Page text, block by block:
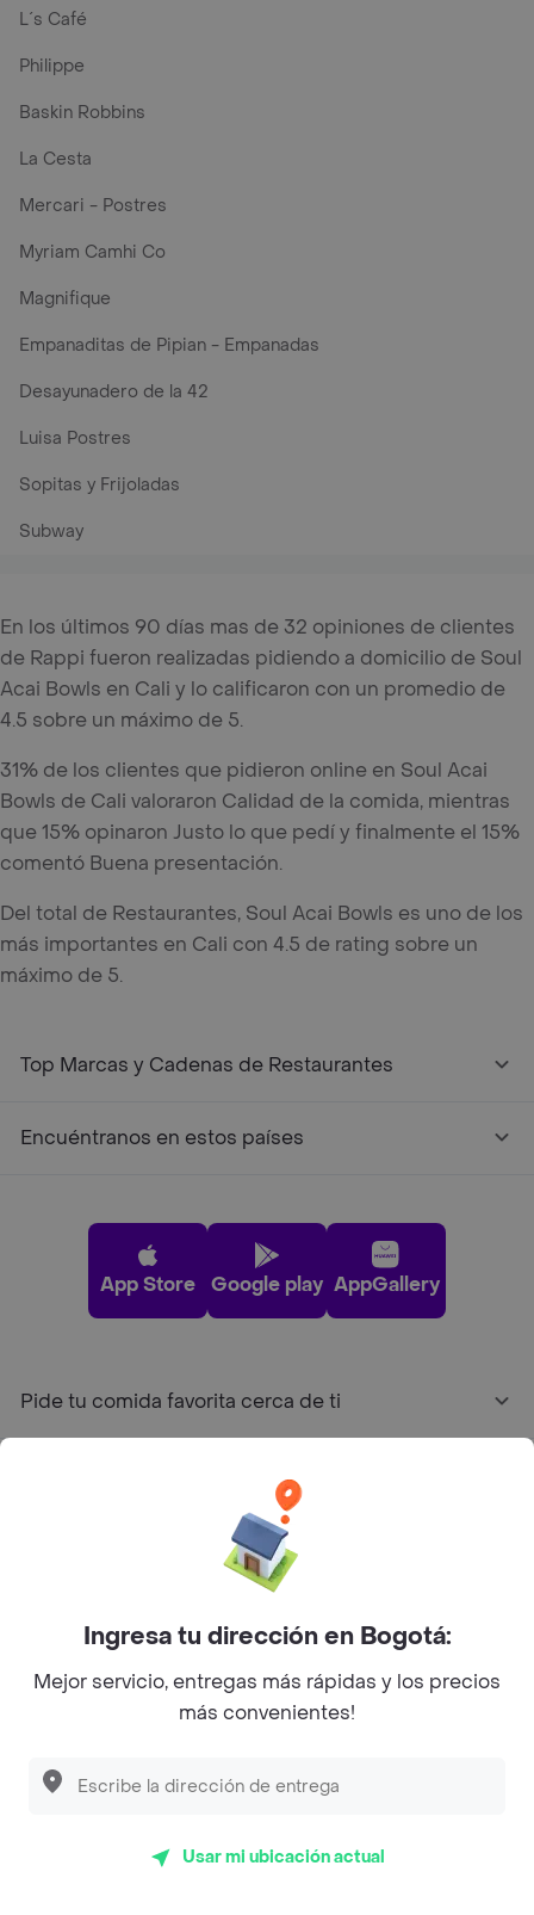
L´s Café
Philippe
Baskin Robbins
La Cesta
Mercari - Postres
Myriam Camhi Co
Magnifique
Empanaditas de Pipian - Empanadas
Desayunadero de la 42
Luisa Postres
Sopitas y Frijoladas
Subway
En los últimos 90 días mas de 32 opiniones de clientes
de Rappi fueron realizadas pidiendo a domicilio de Soul
Acai Bowls en Cali y lo calificaron con un promedio de
4.5 sobre un máximo de 5.
31% de los clientes que pidieron online en Soul Acai
Bowls de Cali valoraron Calidad de la comida, mientras
que 15% opinaron Justo lo que pedí y finalmente el 15%
comentó Buena presentación.
Del total de Restaurantes, Soul Acai Bowls es uno de los
más importantes en Cali con 4.5 de rating sobre un
máximo de 5.
Top Marcas y Cadenas de Restaurantes
Encuéntranos en estos países
App Store Google play AppGallery
Pide tu comida favorita cerca de ti
Facebook
Twitter
Instagram
Rappi S.A.S. --- NIT 900.843.898-9 --- Calle 63 # 16A-02
Ingresa tu dirección en Bogotá:
Mejor servicio, entregas más rápidas y los precios
más convenientes!
Usar mi ubicación actual